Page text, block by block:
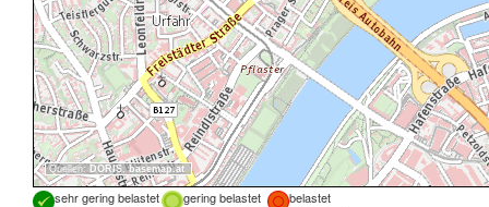
Quellen: DORIS,basemap.at
sehr gering belastet gering belastet
belastet